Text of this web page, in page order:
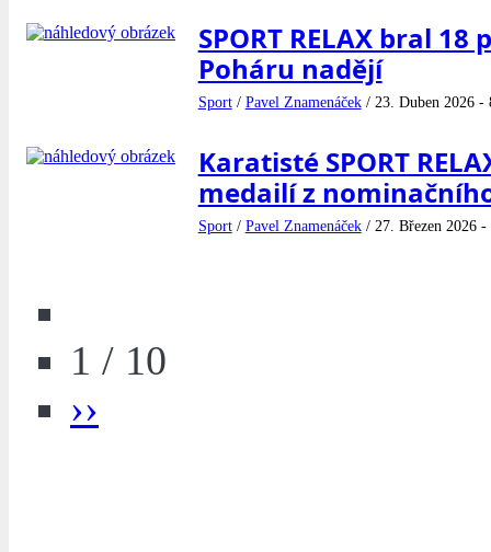
SPORT RELAX bral 18
Poháru nadějí
Sport/ Pavel Znamenáček/ 23. Duben 2026 -
Karatisté SPORT
medailí z
Sport/ Pavel Znamenáček/ 27. Březen 2026 -
1 / 10
››